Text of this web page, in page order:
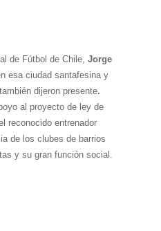
de Fútbol de Chile, Jorge
esa ciudad santafesina y
dijeron presente.
al proyecto de ley de
reconocido entrenador
de los clubes de barrios
y su gran función social.